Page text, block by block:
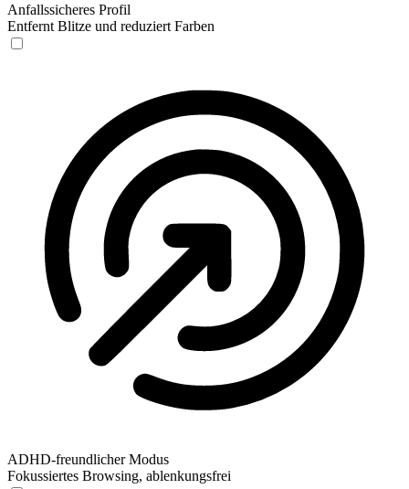
Anfallssicheres Profil
Entfernt Blitze und reduziert Farben
ADHD-freundlicher Modus
Fokussiertes Browsing, ablenkungsfrei